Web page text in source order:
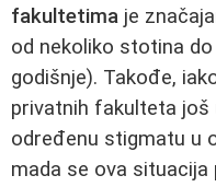
fakultetima je
od nekoliko stotina
godišnje). Takođe,
privatnih fakulteta još
određenu stigmatu u
mada se ova situacija